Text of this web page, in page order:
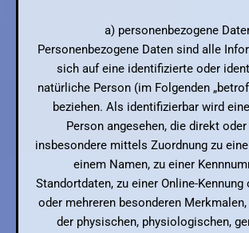
a) personenbezogene
Personenbezogene Daten sind alle
sich auf eine identifizierte oder
natürliche Person (im Folgenden
beziehen. Als identifizierbar wird
Person angesehen, die direkt
insbesondere mittels Zuordnung zu
einem Namen, zu einer
Standortdaten, zu einer Online-Kennung
oder mehreren besonderen
der physischen, physiologischen,